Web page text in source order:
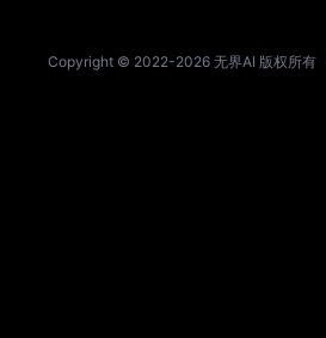
Copyright © 2022-2026 无界AI 版权所有